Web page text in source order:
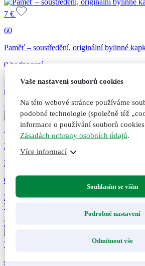
7 €
60
Paměť – soustředění, originální bylinné
0 hodnocení
Pro dobrý duševní výkon a na podporu
ginkgu a eleuterokoku)....
Přidat do košíkuPřidáno do košíku
15,50€
23
Kořen Maca, 60 kapslí
0 hodnocení
Maca. Doplněk stravy. Tradiční bylinný
Udržuje fyzické a...
Přidat do košíku
7,50
45
Vaše nastavení souborů cookies
Na této webové stránce používáme
podobné technologie (společně též
informace o používání souborů
Zásadách ochrany osobních údajů.
Více informací
Souhlasím se vším
Podrobné nastavení
Odmítnout vše